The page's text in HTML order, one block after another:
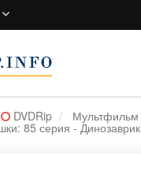
DVDRip Мультфильм
85 серия - Динозаврик